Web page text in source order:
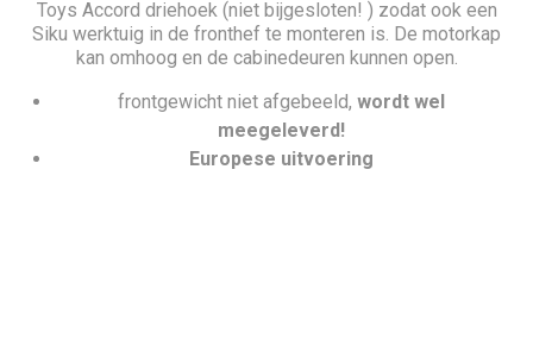
Toys Accord driehoek (niet bijgesloten! ) zodat ook een
Siku werktuig in de fronthef te monteren is. De motorkap
kan omhoog en de cabinedeuren kunnen open.
frontgewicht niet afgebeeld, wordt wel
meegeleverd!
Europese uitvoering